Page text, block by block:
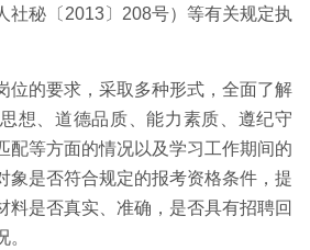
社秘〔2013〕208号）等有关规定执
位的要求，采取多种形式，全面了解
想、道德品质、能力素质、遵纪守
配等方面的情况以及学习工作期间的
象是否符合规定的报考资格条件，提
料是否真实、准确，是否具有招聘回